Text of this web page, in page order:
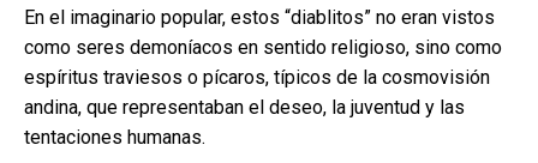
En el imaginario popular, estos “diablitos” no eran vistos
como seres demoníacos en sentido religioso, sino como
espíritus traviesos o pícaros, típicos de la cosmovisión
andina, que representaban el deseo, la juventud y las
tentaciones humanas.